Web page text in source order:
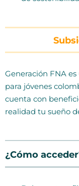
Generación FNA
para jóvenes
cuenta con
realidad tu sueño
¿Cómo